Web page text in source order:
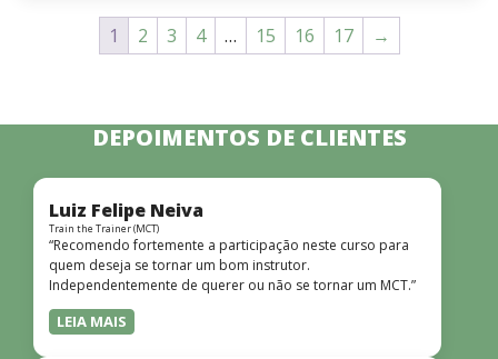
1 2 3 4 … 15 16 17 →
DEPOIMENTOS DE CLIENTES
Luiz Felipe Neiva
Train the Trainer (MCT)
“Recomendo fortemente a participação neste curso para
quem deseja se tornar um bom instrutor.
Independentemente de querer ou não se tornar um MCT.”
LEIA MAIS